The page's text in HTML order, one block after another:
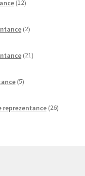
12izdelkov
2izdelka
21izdelkov
5izdelkov
reprezentance 26izdelkov